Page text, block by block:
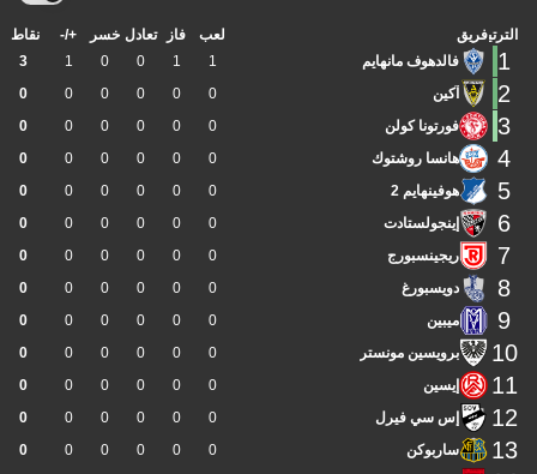
الترتيبفريق لعب فاز تعادل خسر +/- نقاط
1 فالدهوف مانهايم 1
1
0
0
1
3
2 آكين 0
0
0
0
0
0
3 فورتونا كولن 0
0
0
0
0
0
4 هانسا روشتوك 0
0
0
0
0
0
5 هوفينهايم 2 0
0
0
0
0
0
6 إينجولستادت 0
0
0
0
0
0
7 ريجينسبورج 0
0
0
0
0
0
8 دويسبورغ 0
0
0
0
0
0
9 ميبين 0
0
0
0
0
0
10 برويسين مونستر 0
0
0
0
0
0
11 إيسين 0
0
0
0
0
0
12 إس سي فيرل 0
0
0
0
0
0
13 ساربوكن 0
0
0
0
0
0